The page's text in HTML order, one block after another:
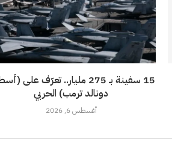
15 سفينة بـ 275 مليار.. تعرّف على
دونالد ترمب) الحربي
أغسطس 6, 2026